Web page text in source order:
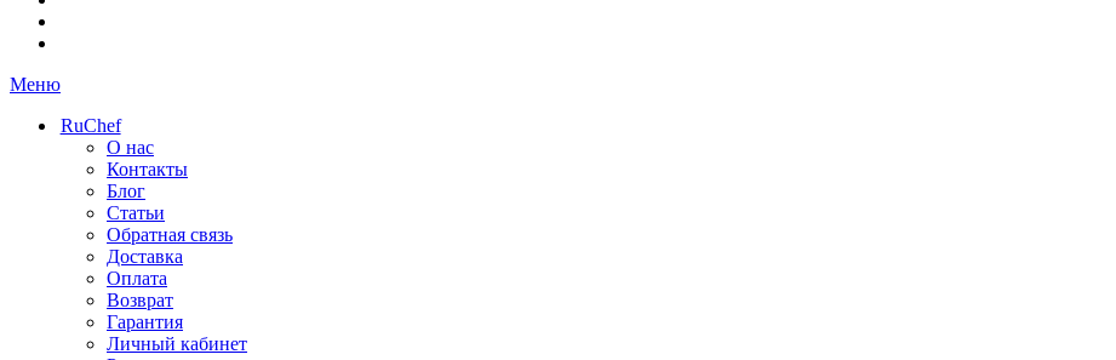
Меню
RuChef
О нас
Контакты
Блог
Статьи
Обратная связь
Доставка
Оплата
Возврат
Гарантия
Личный кабинет